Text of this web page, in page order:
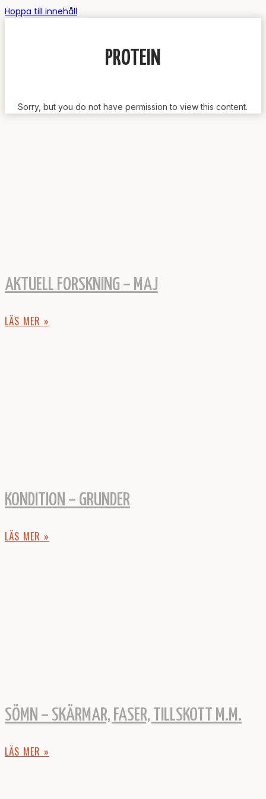
Hoppa till innehåll
PROTEIN
Sorry, but you do not have permission to view this content.
AKTUELL FORSKNING – MAJ
LÄS MER »
KONDITION – GRUNDER
LÄS MER »
SÖMN – SKÄRMAR, FASER, TILLSKOTT M.M.
LÄS MER »